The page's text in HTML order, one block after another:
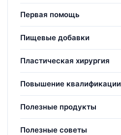
Первая помощь
Пищевые добавки
Пластическая хирургия
Повышение квалификации
Полезные продукты
Полезные советы